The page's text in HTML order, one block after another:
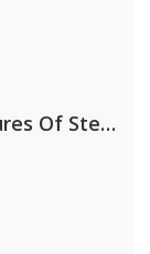
PAWSA & The Adventures Of Stevie V